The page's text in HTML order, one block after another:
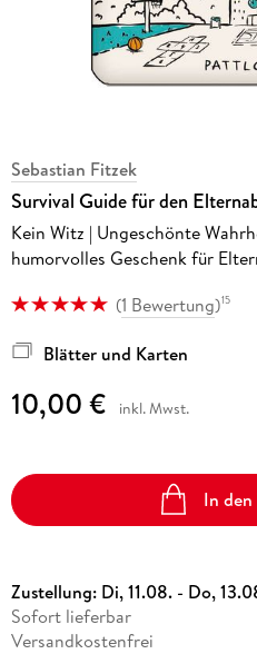
Sebastian Fitzek
Survival Guide für den
Kein Witz | Ungeschönte
humorvolles Geschenk für
(1 Bewertung)15
Blätter und Karten
10,00 € inkl. Mwst.
In
Zustellung: Di, 11.08. - Do,
Sofort lieferbar
Versandkostenfrei